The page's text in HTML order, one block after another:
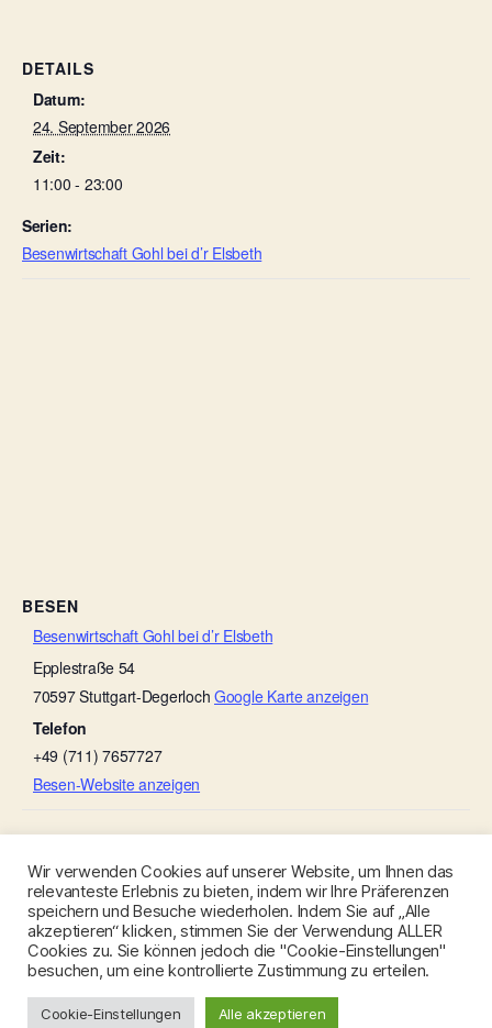
DETAILS
Datum:
24. September 2026
Zeit:
11:00 - 23:00
Serien:
Besenwirtschaft Gohl bei d’r Elsbeth
BESEN
Besenwirtschaft Gohl bei d’r Elsbeth
Epplestraße 54
70597Stuttgart-Degerloch Google Karte anzeigen
Telefon
+49 (711) 7657727
Besen-Website anzeigen
© 2026Besen-Stuttgart.de
Datenschutzerklärung
Nach oben
Wir verwenden Cookies auf unserer Website, um Ihnen das
relevanteste Erlebnis zu bieten, indem wir Ihre Präferenzen
speichern und Besuche wiederholen. Indem Sie auf „Alle
akzeptieren“ klicken, stimmen Sie der Verwendung ALLER
Cookies zu. Sie können jedoch die "Cookie-Einstellungen"
besuchen, um eine kontrollierte Zustimmung zu erteilen.
Cookie-Einstellungen Alle akzeptieren